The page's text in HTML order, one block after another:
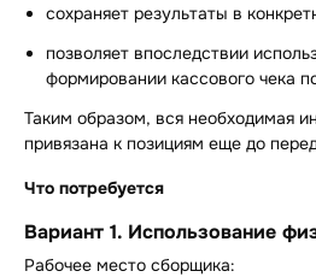
сохраняет результаты в
позволяет впоследствии
формировании кассового чека
Таким образом, вся необходимая
привязана к позициям еще до
Что потребуется
Вариант 1. Использование
Рабочее место сборщика: